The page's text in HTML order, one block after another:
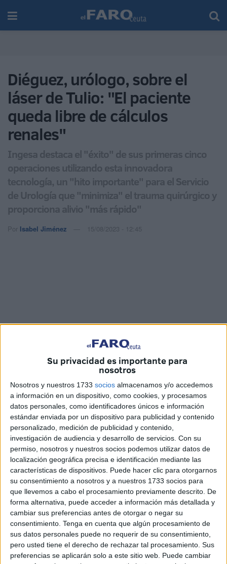
Su privacidad es importante para
nosotros
Nosotros y nuestros 1733 socios almacenamos y/o accedemos
a información en un dispositivo, como cookies, y procesamos
datos personales, como identificadores únicos e información
estándar enviada por un dispositivo para publicidad y contenido
personalizado, medición de publicidad y contenido,
investigación de audiencia y desarrollo de servicios. Con su
permiso, nosotros y nuestros socios podemos utilizar datos de
localización geográfica precisa e identificación mediante las
características de dispositivos. Puede hacer clic para otorgarnos
su consentimiento a nosotros y a nuestros 1733 socios para
que llevemos a cabo el procesamiento previamente descrito. De
forma alternativa, puede acceder a información más detallada y
cambiar sus preferencias antes de otorgar o negar su
consentimiento. Tenga en cuenta que algún procesamiento de
sus datos personales puede no requerir de su consentimiento,
pero usted tiene el derecho de rechazar tal procesamiento. Sus
preferencias se aplicarán solo a este sitio web. Puede cambiar
Diéguez, urólogo, sobre el
láser de Tulio: "El paciente
queda libre de cálculos
renales"
Ingesa destaca el "éxito" de sus primeras cinco
operaciones utilizando esta innovadora
tecnología, un "hito importante" para el Servicio
de Urología que "minimiza" el trauma quirúrgico y
proporciona alivio "más rápido"
Por Isabel Jiménez 15/08/2023 - 12:45
Imagen cedida
Vicente Diéguez, urólogo delHospitalUniversitario de
Ceuta, ha anunciado con satisfacción que este martes
finalizaron las operaciones conláser de fibra de Tulio
que empezaron hace 24 horas aproximadamente.
"Además de ser más seguro, permite pulverizar el cálculo;
no queda ningún residuo de fragmento y la persona va a
quedar libre de cálculos renales después de estacirugía
No necesita realizarse una punción ni ningún tipo de
cirugía abierta. Solo por el uréter y con equipos flexibles se